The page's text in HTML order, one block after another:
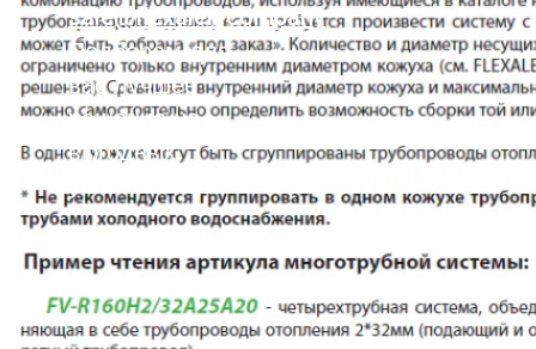
sale@flexalen.company
Подберем для
вас лучшее
решение на
выгодных